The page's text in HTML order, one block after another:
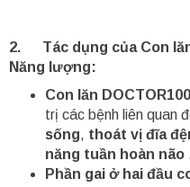
2. Tác dụng của Con
Năng lượng:
Con lăn
trị các bệnh liên quan
sống, thoát vị đĩa
năng tuần hoàn não
Phần gai ở hai đầu